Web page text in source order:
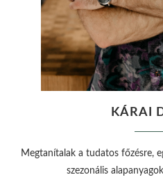
KÁRAI
Megtanítalak a tudatos főzésre,
szezonális